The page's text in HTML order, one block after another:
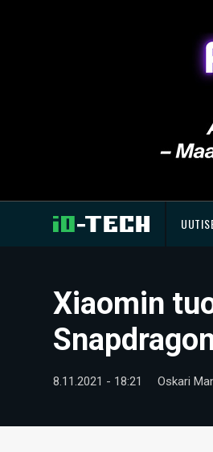
Xiaomin
8.11.2021 - 18:21 Oskari